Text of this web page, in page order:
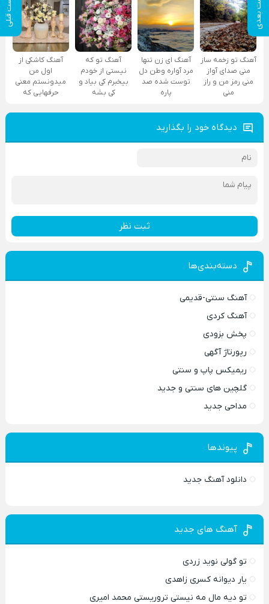
پست بعدی پست قبلی
آهنگ تو زخمه ساز
منی صدای آواز
منی رمز من و راز
منی
آهنگ ای زن تنها
مرد آواره وطن دل
توست شده صد
پاره
آهنگ تو که
نیستی از خودم
بیخبرم کی بیاد و
کی بشه
آهنگ کاشکی از
اول من
میدونستم معنی
حرفهایی که
دیدگاه خود را بگذارید
ثبت نظر
دسته‌بندی‌ها
آهنگ سنتی-قدیمی
آهنگ کردی
پخش بزودی
رپورتاژ آگهی
ریمیکس پاپ و سنتی
گلچین های سنتی و جدید
مداحی جدید
پیوندها
دانلود آهنگ جدید
آهنگ های جدید
تو گولی نوید زردی
یار دیوانه کسری زاهدی
تو دیه مال مه نیستی تروریستی محمد امیری